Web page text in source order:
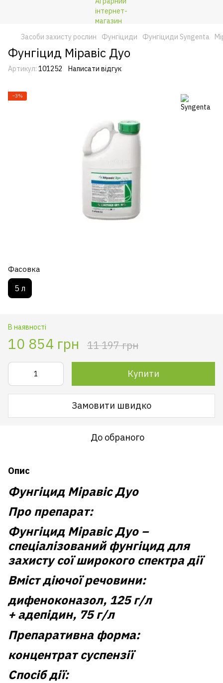
Засоби захисту рослин Фунгіциди Фунгіциди Syngenta
Фунгіцид Міравіс Дуо
Артикул: 101252 Написати відгук
−3%
Фасовка
5 л
В наявності
10 854 грн 11 197 грн
Купити
Замовити швидко
До обраного
Опис
Фунгіцид Міравіс Дуо
Про препарат:
Фунгіцид Міравіс Дуо –
спеціалізований фунгіцид для
захисту сої широкого спектра дії
Вміст діючої речовини:
дифеноконазол, 125 г/л
+адепідин, 75 г/л
Препаративна форма:
концентрат суспензії
Спосіб дії: